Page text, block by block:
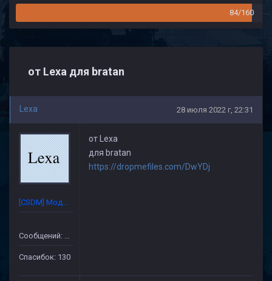
84/160
от Lexa для bratan
Lexa 28 июля 2022 г, 22:31
[CSDM] Модератор
Сообщений: 632
Спасибок: 130
от Lexa
для bratan
https://dropmefiles.com/DwYDj